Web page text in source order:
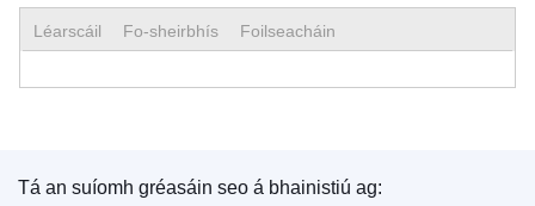
Léarscáil Fo-sheirbhís Foilseacháin
Tá an suíomh gréasáin seo á bhainistiú ag: